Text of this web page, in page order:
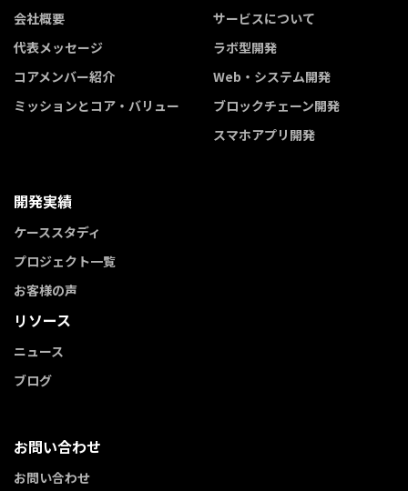
会社概要
代表メッセージ
コアメンバー紹介
ミッションとコア・バリュー
サービスについて
ラボ型開発
Web・システム開発
ブロックチェーン開発
スマホアプリ開発
開発実績
ケーススタディ
プロジェクト一覧
お客様の声
リソース
ニュース
ブログ
お問い合わせ
お問い合わせ